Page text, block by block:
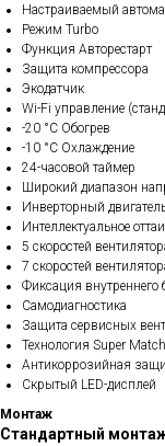
Настраиваемый
Режим Turbo
Функция Авторестарт
Защита компрессора
Экодатчик
Wi-Fi управление
-20 °C Обогрев
-10 °C Охлаждение
24-часовой таймер
Широкий диапазон
Инверторный
Интеллектуальное
5 скоростей
7 скоростей
Фиксация внутреннего
Самодиагностика
Защита сервисных
Технология Super Match
Антикоррозийная
Скрытый LED-дисплей
Монтаж
Стандартный